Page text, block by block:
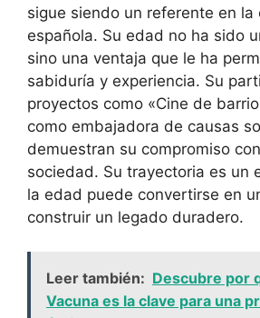
sigue siendo un referente en la
española. Su edad no ha sido
sino una ventaja que le ha
sabiduría y experiencia. Su
proyectos como «Cine de
como embajadora de causas
demuestran su compromiso
sociedad. Su trayectoria es un
la edad puede convertirse en
construir un legado duradero.
Leer también: Descubre por
Vacuna es la clave para una